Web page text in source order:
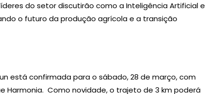
do setor discutirão como a Inteligência Artificial e
o futuro da produção agrícola e a transição
está confirmada para o sábado, 28 de março, com
Harmonia. Como novidade, o trajeto de 3 km poderá